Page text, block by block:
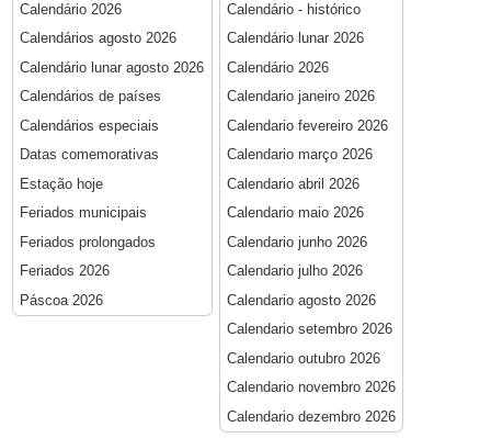
Calendário 2026
Calendários agosto 2026
Calendário lunar agosto 2026
Calendários de países
Calendários especiais
Datas comemorativas
Estação hoje
Feriados municipais
Feriados prolongados
Feriados 2026
Páscoa 2026
Calendário - histórico
Calendário lunar 2026
Calendário 2026
Calendario janeiro 2026
Calendario fevereiro 2026
Calendario março 2026
Calendario abril 2026
Calendario maio 2026
Calendario junho 2026
Calendario julho 2026
Calendario agosto 2026
Calendario setembro 2026
Calendario outubro 2026
Calendario novembro 2026
Calendario dezembro 2026